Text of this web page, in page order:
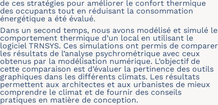
de ces stratégies pour améliorer le confort thermique
des occupants tout en réduisant la consommation
énergétique a été évalué.
Dans un second temps, nous avons modélisé et simulé le
comportement thermique d’un local en utilisant le
logiciel TRNSYS. Ces simulations ont permis de comparer
les résultats de l’analyse psychrométrique avec ceux
obtenus par la modélisation numérique. L’objectif de
cette comparaison est d’évaluer la pertinence des outils
graphiques dans les différents climats. Les résultats
permettent aux architectes et aux urbanistes de mieux
comprendre le climat et de fournir des conseils
pratiques en matière de conception.